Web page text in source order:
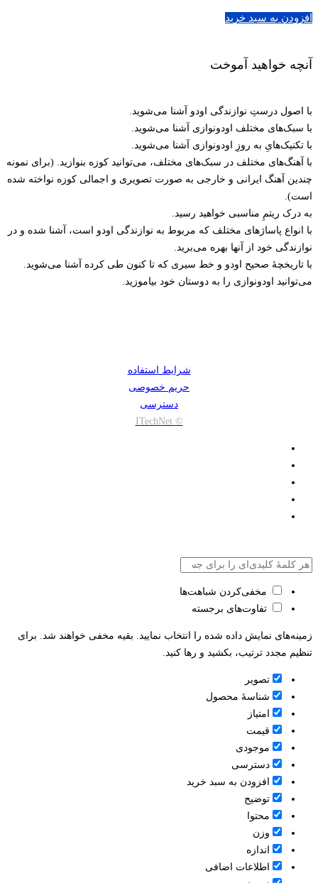
افزودن به سبد خرید
آنچه خواهید آموخت
با اصول درستِ نوازندگی اودو آشنا می‌شوید.
با سبک‌های مختلف اودونوازی آشنا می‌شوید.
با تکنیک‌هایِ به روزِ اودونوازی آشنا می‌شوید.
با آهنگ‌های مختلف در سبک‌های مختلف، می‌توانید کوزه بنوازید. (برای نمونه
چندین آهنگ ایرانی و خارجی به صورت تصویری و اجمالی کوزه نواخته شده
است).
به درک ریتمِ مناسبی خواهید رسید.
با انواع پاساژهای مختلف که مربوط به نوازندگی اودو است، آشنا شده و در
نوازندگی خود از آنها بهره می‌برید.
با تاریخچۀ صحیح اودو و خط سیری که تا کنون طی کرده آشنا می‌شوید.
می‌توانید اودونوازی را به دوستان خود بیاموزید.
شرایط استفاده
حریم خصوصی
دسترسی
© ITechNet
مخفی‌کردن شباهت‌ها
تفاوت‌های برجسته
زمینه‌های نمایش داده شده را انتخاب نمایید. بقیه مخفی خواهند شد. برای
تنظیم مجدد ترتیب، بکشید و رها کنید.
تصویر
شناسۀ محصول
امتیاز
قيمت
موجودی
دسترسی
افزودن به سبد خرید
توضیح
محتوا
وزن
اندازه
اطلاعات اضافی